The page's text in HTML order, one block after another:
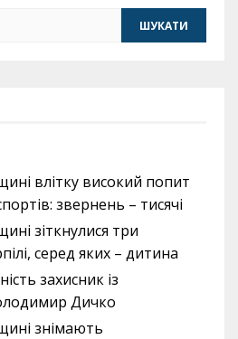
влітку високий попит
звернень – тисячі
зіткнулися три
серед яких – дитина
захисник із
Дичко
знімають